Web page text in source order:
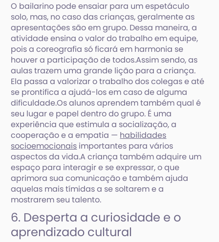
O bailarino pode ensaiar para um espetáculo
solo, mas, no caso das crianças, geralmente as
apresentações são em grupo. Dessa maneira, a
atividade ensina o valor do trabalho em equipe,
pois a coreografia só ficará em harmonia se
houver a participação de todos.Assim sendo, as
aulas trazem uma grande lição para a criança.
Ela passa a valorizar o trabalho dos colegas e até
se prontifica a ajudá-los em caso de alguma
dificuldade.Os alunos aprendem também qual é
seu lugar e papel dentro do grupo. É uma
experiência que estimula a socialização, a
cooperação e a empatia — habilidades
socioemocionais importantes para vários
aspectos da vida.A criança também adquire um
espaço para interagir e se expressar, o que
aprimora sua comunicação e também ajuda
aquelas mais tímidas a se soltarem e a
mostrarem seu talento.
6. Desperta a curiosidade e o
aprendizado cultural